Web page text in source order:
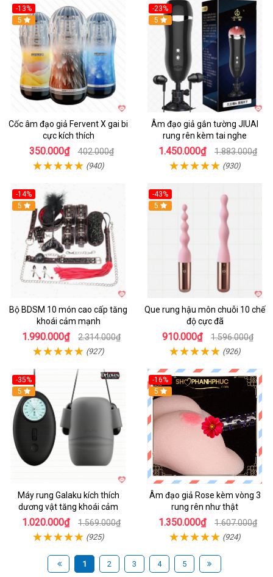
-13%
Hot
5
Cốc âm đạo giả Fervent X gai bi
cực kích thích
350.000₫ 402.000₫
(940)
-23%
5
Âm đạo giả gắn tường JIUAI
rung rên kèm tai nghe
1.450.000₫ 1.883.000₫
(930)
-14%
Hot
5
Bộ BDSM 10 món cao cấp tăng
khoái cảm mạnh
1.990.000₫ 2.314.000₫
(927)
-43%
5
Que rung hậu môn chuỗi 10 chế
độ cực đã
910.000₫ 1.596.000₫
(926)
-35%
Hot
5
Máy rung Galaku kích thích
dương vật tăng khoái cảm
1.020.000₫ 1.569.000₫
(925)
-16%
5
Âm đạo giả Rose kèm vòng 3
rung rên như thật
1.350.000₫ 1.607.000₫
(924)
1 2 3 4 5